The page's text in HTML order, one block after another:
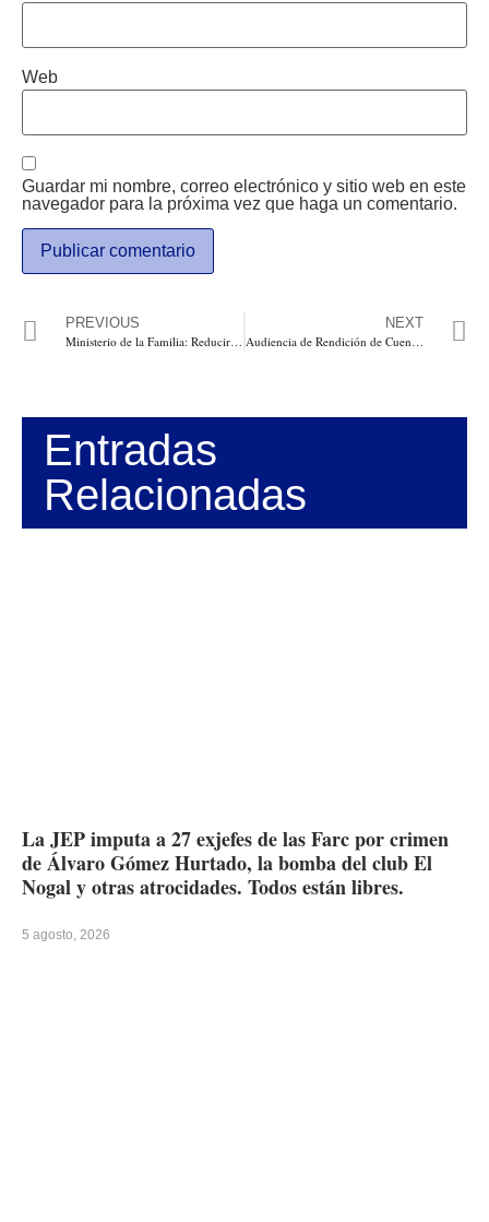
Web
Guardar mi nombre, correo electrónico y sitio web en este
navegador para la próxima vez que haga un comentario.
PREVIOUS
Ministerio de la Familia: Reduciría y haría más eficiente el estado. Busca fortalecer el núcleo de la sociedad, y combatir de manera transversal la violencia contra la mujer y la infancia
NEXT
Audiencia de Rendición de Cuentas de Electricaribe en Barranquilla: Electricaribe no hizo las inversiones en redes que le correspondía. Plan Caribe, un simple anuncio. Energías alternativas han sido desestimadas
Entradas
Relacionadas
La JEP imputa a 27 exjefes de las Farc por crimen
de Álvaro Gómez Hurtado, la bomba del club El
Nogal y otras atrocidades. Todos están libres.
5 agosto, 2026